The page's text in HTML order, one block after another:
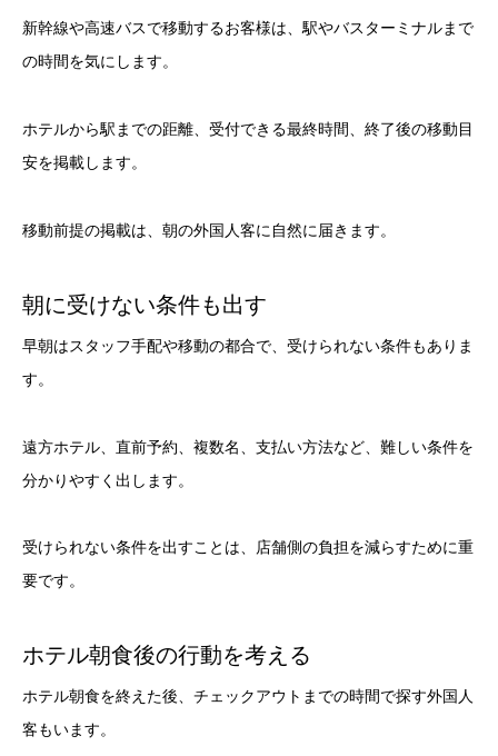
新幹線や高速バスで移動するお客様は、駅やバスターミナルまで
の時間を気にします。
ホテルから駅までの距離、受付できる最終時間、終了後の移動目
安を掲載します。
移動前提の掲載は、朝の外国人客に自然に届きます。
朝に受けない条件も出す
早朝はスタッフ手配や移動の都合で、受けられない条件もありま
す。
遠方ホテル、直前予約、複数名、支払い方法など、難しい条件を
分かりやすく出します。
受けられない条件を出すことは、店舗側の負担を減らすために重
要です。
ホテル朝食後の行動を考える
ホテル朝食を終えた後、チェックアウトまでの時間で探す外国人
客もいます。